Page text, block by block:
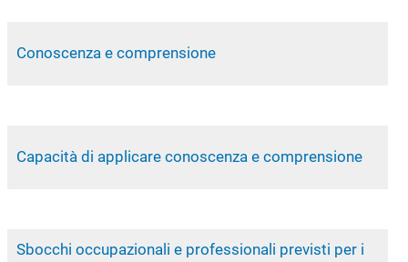
Conoscenza e comprensione
Capacità di applicare conoscenza e comprensione
Sbocchi occupazionali e professionali previsti per i